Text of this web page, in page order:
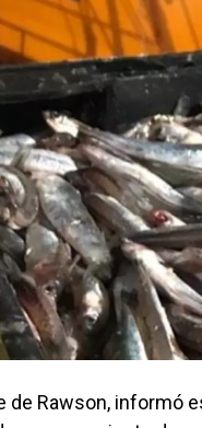
de Rawson, informó